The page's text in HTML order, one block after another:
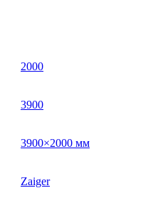
2000
3900
3900×2000 мм
Zaiger